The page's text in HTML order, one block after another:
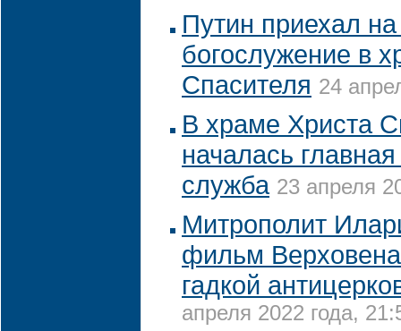
Путин приехал
богослужение в
Спасителя 24
В храме Христа
началась
служба 23 апреля
Митрополит
фильм
гадкой
апреля 2022 года,